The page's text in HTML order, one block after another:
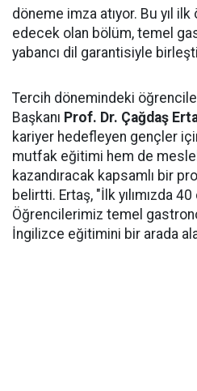
döneme imza atıyor. Bu yıl
edecek olan bölüm, temel
yabancı dil garantisiyle
Tercih dönemindeki
Başkanı Prof. Dr. Çağdaş
kariyer hedefleyen gençler
mutfak eğitimi hem de
kazandıracak kapsamlı bir
belirtti. Ertaş, "İlk yılımızda
Öğrencilerimiz temel
İngilizce eğitimini bir arada